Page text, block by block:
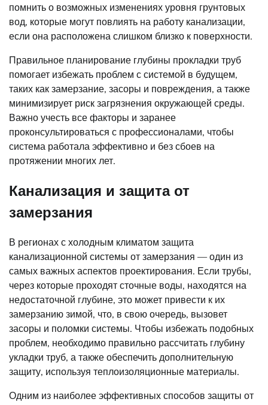
помнить о возможных изменениях уровня грунтовых
вод, которые могут повлиять на работу канализации,
если она расположена слишком близко к поверхности.
Правильное планирование глубины прокладки труб
помогает избежать проблем с системой в будущем,
таких как замерзание, засоры и повреждения, а также
минимизирует риск загрязнения окружающей среды.
Важно учесть все факторы и заранее
проконсультироваться с профессионалами, чтобы
система работала эффективно и без сбоев на
протяжении многих лет.
Канализация и защита от
замерзания
В регионах с холодным климатом защита
канализационной системы от замерзания — один из
самых важных аспектов проектирования. Если трубы,
через которые проходят сточные воды, находятся на
недостаточной глубине, это может привести к их
замерзанию зимой, что, в свою очередь, вызовет
засоры и поломки системы. Чтобы избежать подобных
проблем, необходимо правильно рассчитать глубину
укладки труб, а также обеспечить дополнительную
защиту, используя теплоизоляционные материалы.
Одним из наиболее эффективных способов защиты от